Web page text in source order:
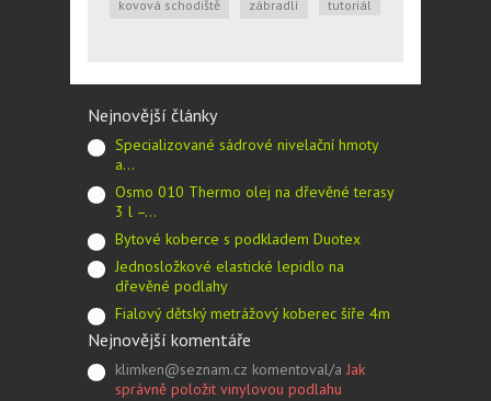
kovová schodiště zábradlí tutoriál
Nejnovější články
Specializované sádrové nivelační hmoty
a…
Osmo 010 Thermo olej na dřevěné terasy
3 l –…
Bytové koberce s podkladem Duotex
Jednosložkové elastické lepidlo na
dřevěné podlahy
Fialový dětský metrážový koberec šíře 4m
Nejnovější komentáře
klimken@seznam.cz komentoval/a Jak
správně položit vinylovou podlahu